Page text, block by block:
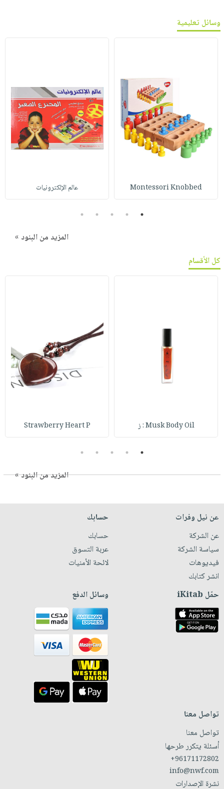
وسائل تعليمية
Montessori Knobbed عالم الإلكترونيات
1
2
3
4
5
المزيد من البنود »
كل الأقسام
Musk Body Oil : ز Strawberry Heart P
1
2
3
4
5
المزيد من البنود »
عن نيل وفرات
عن الشركة
سياسة الشركة
فيديوهات
انشر كتابك
حسابك
حسابك
عربة التسوق
لائحة الأمنيات
حمّل iKitab وسائل الدفع
تواصل معنا
تواصل معنا
أسئلة يتكرر طرحها
+96171172802
info@nwf.com
نشرة الإصدارات